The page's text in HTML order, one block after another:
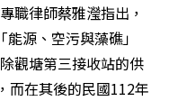
職律師蔡雅瀅指出，
源、空污與藻礁」
觀塘第三接收站的供
而在其後的民國112年